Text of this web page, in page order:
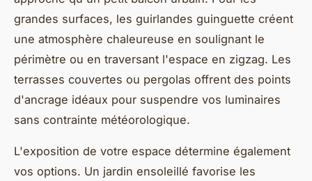
grandes surfaces, les guirlandes guinguette créent
une atmosphère chaleureuse en soulignant le
périmètre ou en traversant l'espace en zigzag. Les
terrasses couvertes ou pergolas offrent des points
d'ancrage idéaux pour suspendre vos luminaires
sans contrainte météorologique.
L'exposition de votre espace détermine également
vos options. Un jardin ensoleillé favorise les